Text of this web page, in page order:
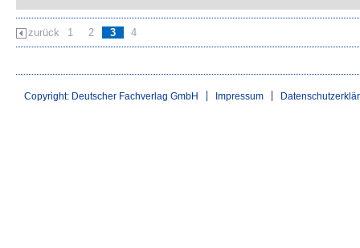
zurück 1 2 3 4
Copyright: Deutscher Fachverlag GmbH Impressum